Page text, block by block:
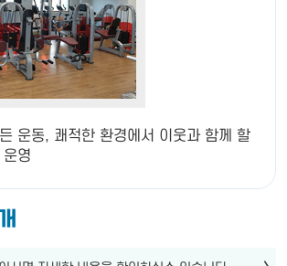
운동, 쾌적한 환경에서 이웃과 함께 할
영